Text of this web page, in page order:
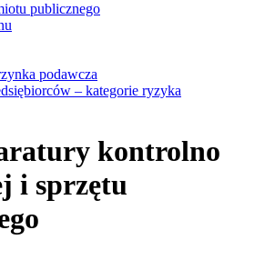
publicznego
podawcza
– kategorie ryzyka
kontrolno
i sprzętu